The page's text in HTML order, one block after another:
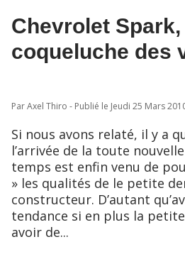
Chevrolet
coqueluche des
Par Axel Thiro - Publié le Jeudi 25 Mars
Si nous avons relaté, il y a quelques semaines
l’arrivée de la toute
temps est enfin venu de
» les qualités de le petite
constructeur. D’autant
tendance si en plus la
avoir de...